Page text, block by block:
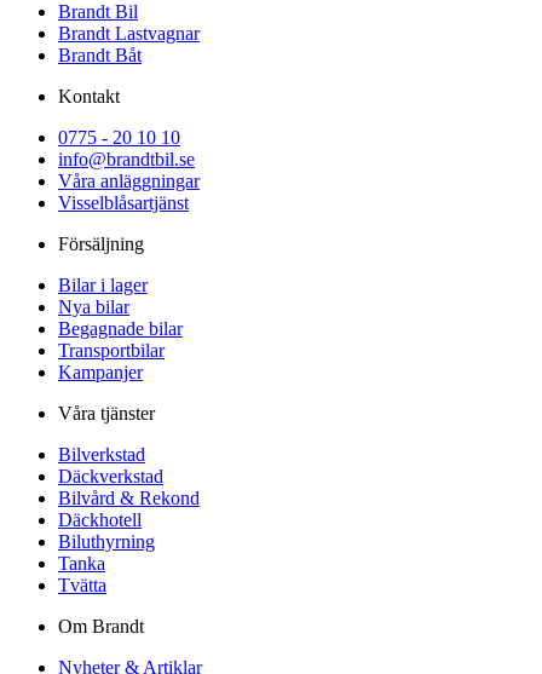
Brandt Bil
Brandt Lastvagnar
Brandt Båt
Kontakt
0775 - 20 10 10
info@brandtbil.se
Våra anläggningar
Visselblåsartjänst
Försäljning
Bilar i lager
Nya bilar
Begagnade bilar
Transportbilar
Kampanjer
Våra tjänster
Bilverkstad
Däckverkstad
Bilvård & Rekond
Däckhotell
Biluthyrning
Tanka
Tvätta
Om Brandt
Nyheter & Artiklar